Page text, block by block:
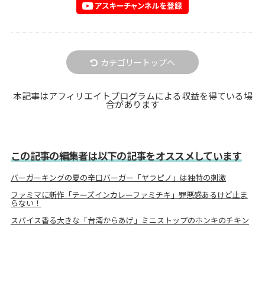
カテゴリートップへ
本記事はアフィリエイトプログラムによる収益を得ている場
合があります
この記事の編集者は以下の記事をオススメしています
バーガーキングの夏の辛口バーガー「ヤラピノ」は独特の刺激
ファミマに新作「チーズインカレーファミチキ」罪悪感あるけど止ま
らない！
スパイス香る大きな「台湾からあげ」ミニストップのホンキのチキン